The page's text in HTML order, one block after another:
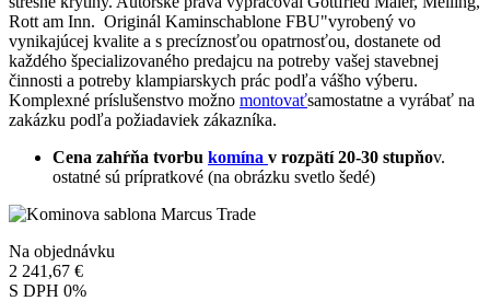
Rott am Inn. Originál Kaminschablone FBU"vyrobený vo
vynikajúcej kvalite a s precíznosťou opatrnosťou, dostanete od
každého špecializovaného predajcu na potreby vašej stavebnej
činnosti a potreby klampiarskych prác podľa vášho výberu.
Komplexné príslušenstvo možno montovaťsamostatne a vyrábať na
zakázku podľa požiadaviek zákazníka.
Cena zahŕňa tvorbu komína v rozpätí 20-30 stupňov.
ostatné sú prípratkové (na obrázku svetlo šedé)
Na objednávku
2 241,67 €
S DPH 0%